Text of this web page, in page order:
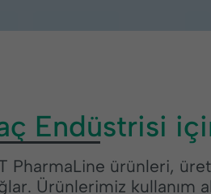
Endüstrisi
PharmaLine ürünleri,
Ürünlerimiz kullanım